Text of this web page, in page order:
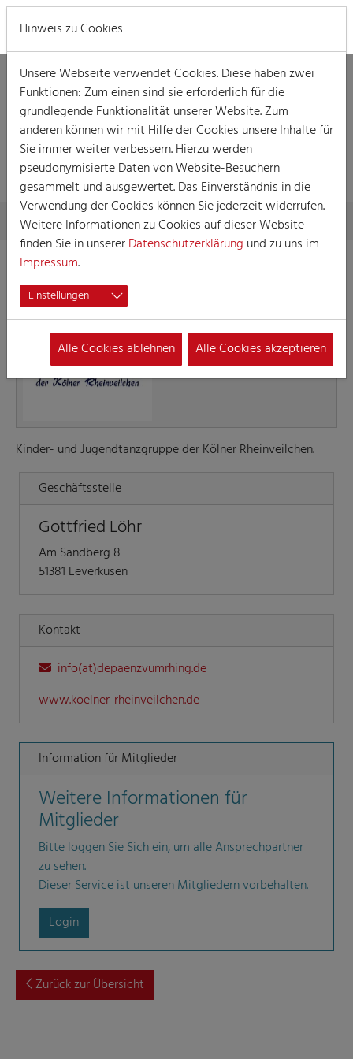
DETAILLIERTE
INFORMATIONEN
Skip to main content
You are here:
Home Detaillierte Informationen
De Pänz vum
Rhing
Kinder- und Jugendtanzgruppe der Kölner Rheinveilchen.
Geschäftsstelle
Gottfried Löhr
Am Sandberg 8
51381 Leverkusen
Kontakt
info(at)depaenzvumrhing.de
www.koelner-rheinveilchen.de
Information für Mitglieder
Weitere Informationen für
Mitglieder
Bitte loggen Sie Sich ein, um alle Ansprechpartner
zu sehen.
Dieser Service ist unseren Mitgliedern vorbehalten.
Login
Zurück zur Übersicht
Hinweis zu Cookies
Unsere Webseite verwendet Cookies. Diese haben zwei
Funktionen: Zum einen sind sie erforderlich für die
grundlegende Funktionalität unserer Website. Zum
anderen können wir mit Hilfe der Cookies unsere Inhalte für
Sie immer weiter verbessern. Hierzu werden
pseudonymisierte Daten von Website-Besuchern
gesammelt und ausgewertet. Das Einverständnis in die
Verwendung der Cookies können Sie jederzeit widerrufen.
Weitere Informationen zu Cookies auf dieser Website
finden Sie in unsererDatenschutzerklärung und zu uns im
Impressum.
Einstellungen
Alle Cookies ablehnen Alle Cookies akzeptieren